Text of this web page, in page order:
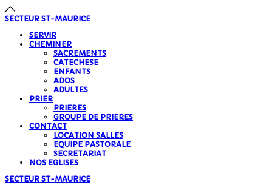
SECTEUR ST-MAURICE
SERVIR
CHEMINER
SACREMENTS
CATECHESE
ENFANTS
ADOS
ADULTES
PRIER
PRIERES
GROUPE DE PRIERES
CONTACT
LOCATION SALLES
EQUIPE PASTORALE
SECRETARIAT
NOS EGLISES
SECTEUR ST-MAURICE